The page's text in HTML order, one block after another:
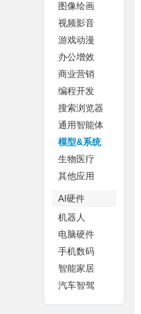
图像绘画
视频影音
游戏动漫
办公增效
商业营销
编程开发
搜索浏览器
通用智能体
模型&系统
生物医疗
其他应用
AI硬件
机器人
电脑硬件
手机数码
智能家居
汽车智驾